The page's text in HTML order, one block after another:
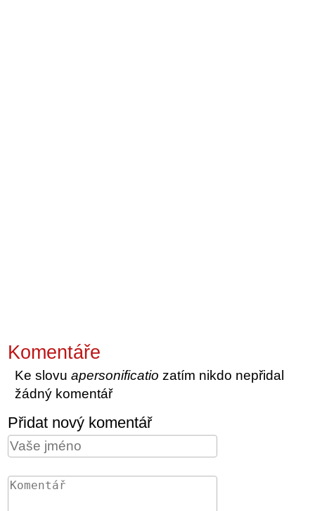
Komentáře
Ke slovuapersonificatio zatím nikdo nepřidal
žádný komentář
Přidat nový komentář